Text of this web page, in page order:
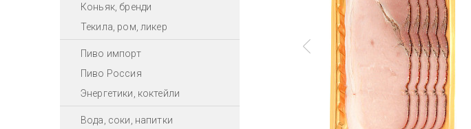
Коньяк, бренди
Текила, ром, ликер
Пиво импорт
Пиво Россия
Энергетики, коктейли
Вода, соки, напитки